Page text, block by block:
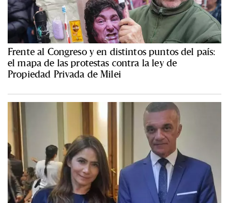
Frente al Congreso y en distintos puntos del país:
el mapa de las protestas contra la ley de
Propiedad Privada de Milei